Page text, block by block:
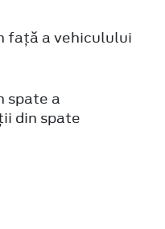
față a vehiculului
spate a
din spate